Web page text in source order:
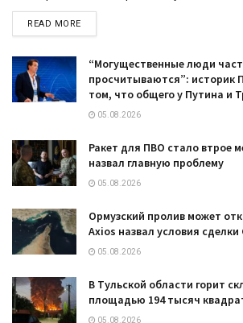
READ MOREDETAILS
“Могущественные люди
просчитываются”: историк
том, что общего у Путина и
05.08.2026
Ракет для ПВО стало втрое
назвал главную проблему
05.08.2026
Ормузский пролив может
Axios назвал условия
05.08.2026
В Тульской области горит
площадью 194 тысяч
05.08.2026